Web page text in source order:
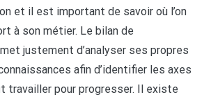
et il est important de savoir où l’on
à son métier. Le bilan de
justement d’analyser ses propres
afin d’identifier les axes
travailler pour progresser. Il existe